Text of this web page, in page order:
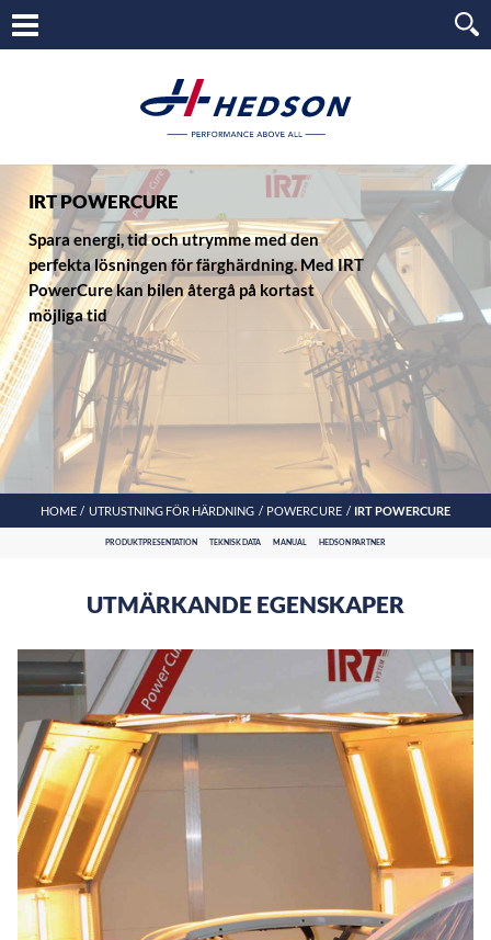
IRT POWERCURE
Spara energi, tid och utrymme med den
perfekta lösningen för färghärdning. Med IRT
PowerCure kan bilen återgå på kortast
möjliga tid
HOME UTRUSTNING FÖR HÄRDNING POWERCURE IRT POWERCURE
PRODUKTPRESENTATION TEKNISK DATA MANUAL HEDSON PARTNER
UTMÄRKANDE EGENSKAPER